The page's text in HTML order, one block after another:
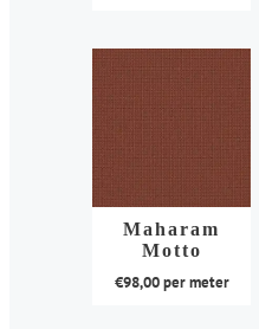
product
heeft
meerdere
variaties.
Deze
optie
gekozen
worden
Maharam
Motto
€98,00per meter